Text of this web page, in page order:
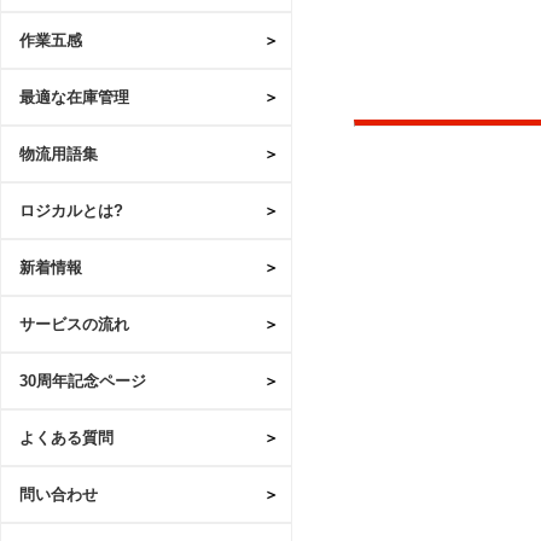
作業五感
最適な在庫管理
物流用語集
ロジカルとは?
新着情報
サービスの流れ
30周年記念ページ
よくある質問
問い合わせ